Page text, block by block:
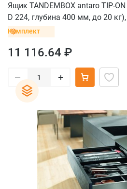
Ящик TANDEMBOX antaro TIP-
D 224, глубина 400 мм, до 20 кг),
серый орион
Комплект
11 116.64 ₽
– +